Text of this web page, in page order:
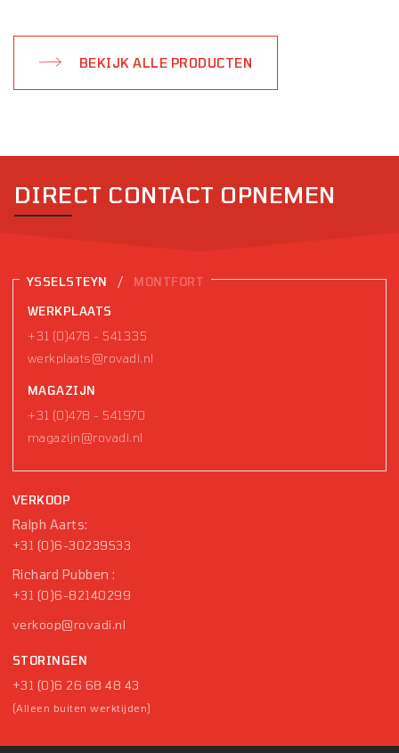
BEKIJK ALLE PRODUCTEN
DIRECT CONTACT OPNEMEN
YSSELSTEYN / MONTFORT
WERKPLAATS
+31 (0)478 - 541335
werkplaats@rovadi.nl
MAGAZIJN
+31 (0)478 - 541970
magazijn@rovadi.nl
VERKOOP
Ralph Aarts:
+31 (0)6-30239533
Richard Pubben :
+31 (0)6-82140299
verkoop@rovadi.nl
STORINGEN
+31 (0)6 26 68 48 43
(Alleen buiten werktijden)